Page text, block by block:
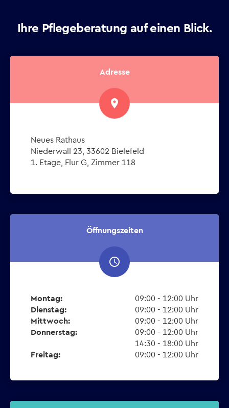
Ihre Pflegeberatung auf einen Blick.
Adresse
place
Neues Rathaus
Niederwall 23, 33602 Bielefeld
1. Etage, Flur G, Zimmer 118
Öffnungszeiten
access_time
Montag:
09:00 - 12:00 Uhr
Dienstag:
09:00 - 12:00 Uhr
Mittwoch:
09:00 - 12:00 Uhr
Donnerstag:
09:00 - 12:00 Uhr
14:30 - 18:00 Uhr
Freitag:
09:00 - 12:00 Uhr